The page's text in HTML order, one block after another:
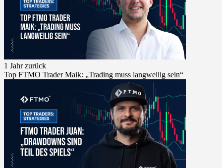
1 Jahr zurück
Top FTMO Trader Maik: „Trading muss langweilig sein“